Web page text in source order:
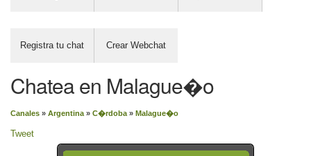
Registra tu chat Crear Webchat
Chatea en Malague�o
Canales » Argentina » C�rdoba » Malague�o
Tweet